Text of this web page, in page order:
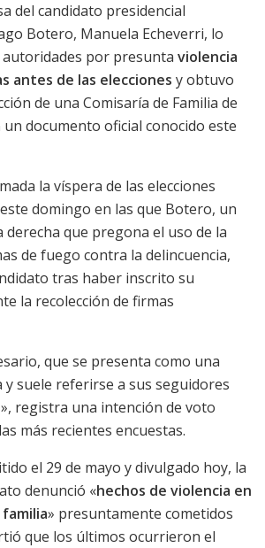
del candidato presidencial
Botero, Manuela Echeverri, lo
por presunta violencia
antes de las elecciones y obtuvo
de una Comisaría de Familia de
documento oficial conocido este
la víspera de las elecciones
domingo en las que Botero, un
derecha que pregona el uso de la
de fuego contra la delincuencia,
tras haber inscrito su
la recolección de firmas
que se presenta como una
suele referirse a sus seguidores
registra una intención de voto
más recientes encuestas.
el 29 de mayo y divulgado hoy, la
denunció «hechos de violencia en
» presuntamente cometidos
que los últimos ocurrieron el